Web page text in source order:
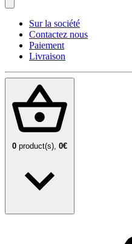
Sur la société
Contactez nous
Paiement
Livraison
0 product(s), 0€